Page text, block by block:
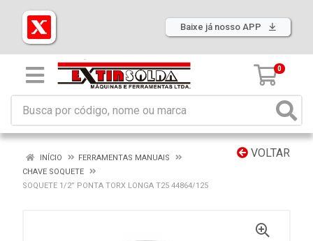
Baixe já nosso APP
0
VOLTAR
INÍCIO
FERRAMENTAS MANUAIS
CHAVE SOQUETE
SOQUETE 1/2” PONTA TORX LONGA T25 44864/125